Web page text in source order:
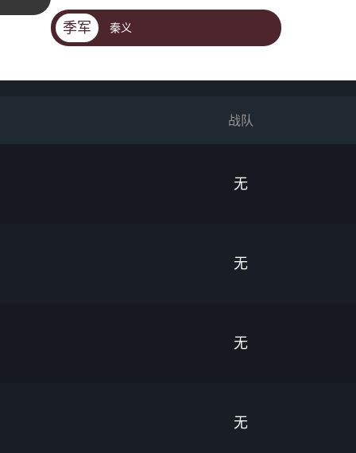
季军 秦义
战队
无
无
无
无